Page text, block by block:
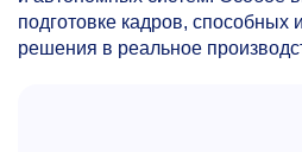
подготовке кадров, способных
решения в реальное